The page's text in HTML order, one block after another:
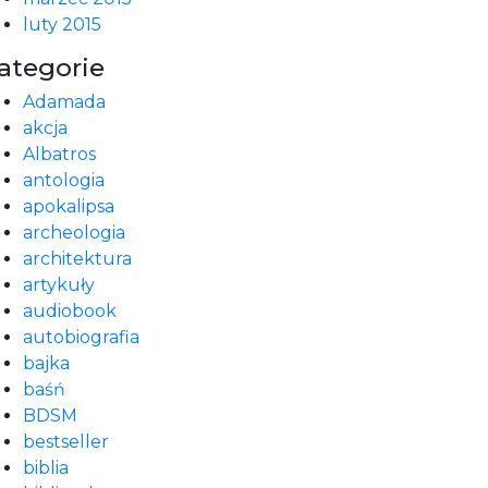
luty 2015
Adamada
akcja
Albatros
antologia
apokalipsa
archeologia
architektura
artykuły
audiobook
autobiografia
bajka
baśń
BDSM
bestseller
biblia